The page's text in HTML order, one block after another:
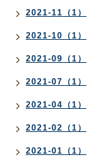
2021-11（1）
2021-10（1）
2021-09（1）
2021-07（1）
2021-04（1）
2021-02（1）
2021-01（1）